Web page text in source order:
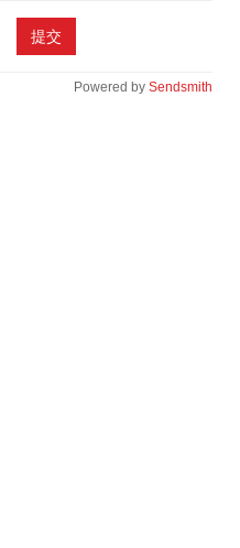
提交
Powered by Sendsmith